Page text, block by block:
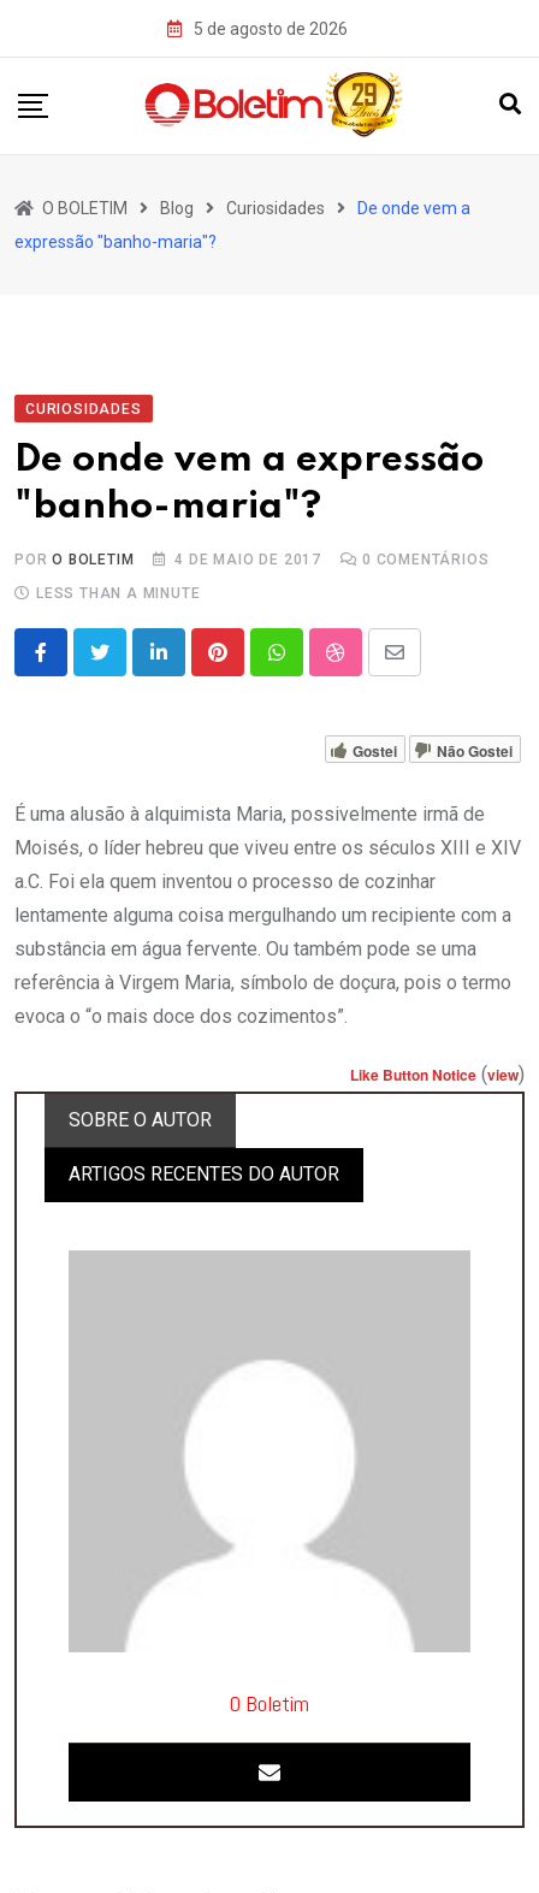
5 de agosto de 2026
O BOLETIM Blog Curiosidades
De onde vem a
expressão "banho-maria"?
CURIOSIDADES
De onde vem a expressão
"banho-maria"?
PORO BOLETIM 4 DE MAIO DE 2017 0 COMENTÁRIOS
LESS THAN A MINUTE
LinkedInPinterestWhatsappStumbleUpon
Share
Email
Gostei Não Gostei
É uma alusão à alquimista Maria, possivelmente irmã de
Moisés, o líder hebreu que viveu entre os séculos XIII e XIV
a.C. Foi ela quem inventou o processo de cozinhar
lentamente alguma coisa mergulhando um recipiente com a
substância em água fervente. Ou também pode se uma
referência à Virgem Maria, símbolo de doçura, pois o termo
evoca o “o mais doce dos cozimentos”.
Like Button Notice (view)
SOBRE O AUTOR
ARTIGOS RECENTES DO AUTOR
O Boletim